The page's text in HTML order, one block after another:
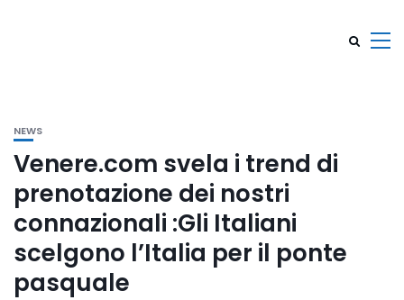
NEWS
Venere.com svela i trend di
prenotazione dei nostri
connazionali :Gli Italiani
scelgono l’Italia per il ponte
pasquale